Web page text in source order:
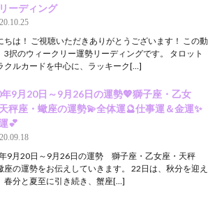
ーディング
ちは！ ご視聴いただきありがとうございます！ この動
3択のウィークリー運勢リーディングです。 タロット
クルカードを中心に、ラッキーク[…]
9月20日～9月26日の運勢💖獅子座・乙女
秤座・蠍座の運勢💫全体運🔮仕事運＆金運✨
💕
9月20日～9月26日の運勢 獅子座・乙女座・天秤
座の運勢をお伝えしていきます。 22日は、秋分を迎え
春分と夏至に引き続き、蟹座[…]